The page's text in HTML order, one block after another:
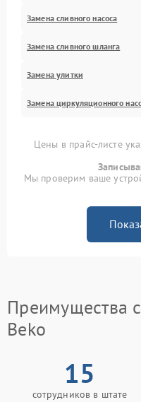
Замена сливного насоса
Замена сливного шланга
Замена улитки
Замена циркуляционного
Цены в прайс-листе
Мы проверим ваше
Преимущества
Beko
15
сотрудников в штате